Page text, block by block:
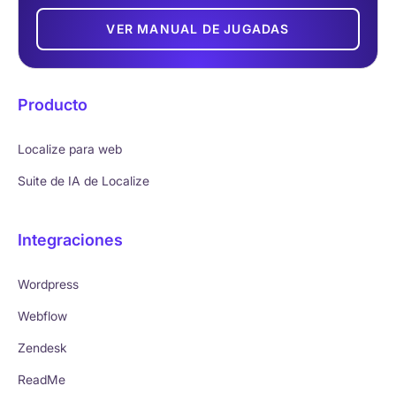
VER MANUAL DE JUGADAS
Producto
Localize para web
Suite de IA de Localize
Integraciones
Wordpress
Webflow
Zendesk
ReadMe